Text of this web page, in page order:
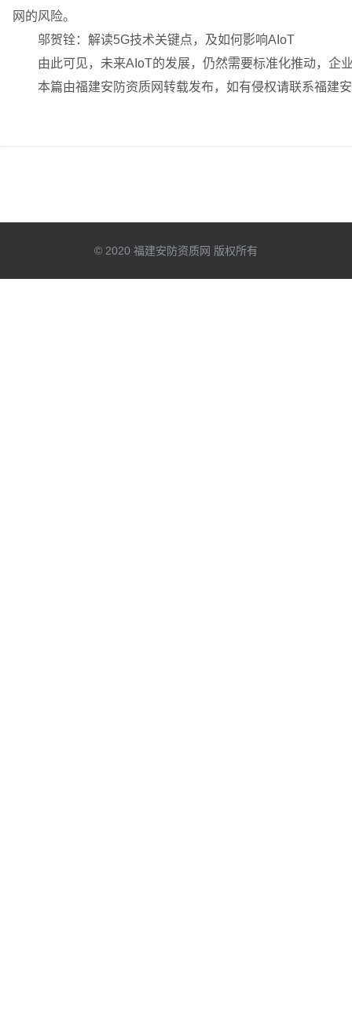
网的风险。
邬贺铨：解读5G技术关键点，及如何影响AIoT
由此可见，未来AIoT的发展，仍然需要标准化推动，企
本篇由福建安防资质网转载发布，如有侵权请联系福建
© 2020 福建安防资质网 版权所有